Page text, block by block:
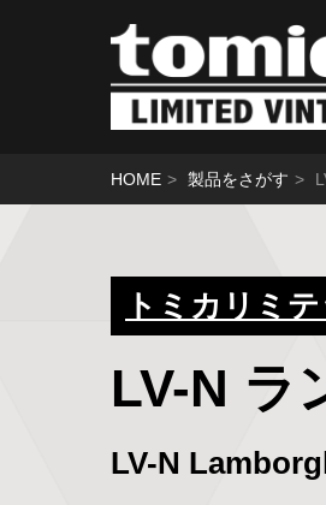
HOME 製品をさがす
トミカリミ
LV-N ラ
LV-N